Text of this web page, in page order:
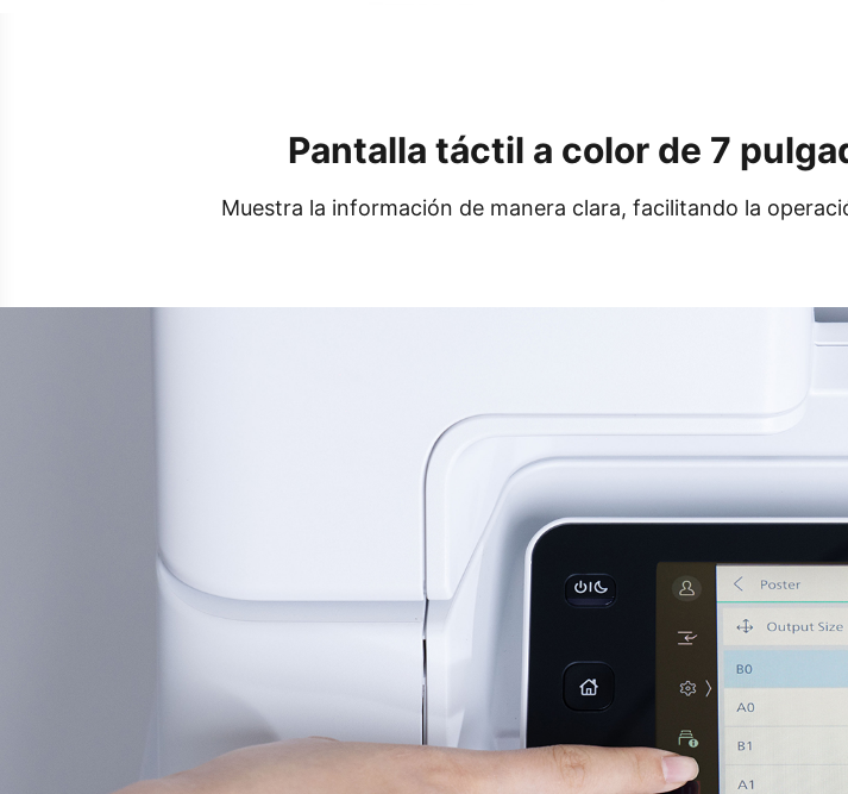
Pantalla táctil a color de 7
Muestra la información de manera clara, facilitando la